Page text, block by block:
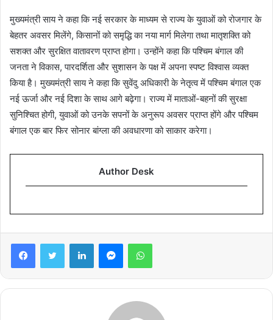
मुख्यमंत्री साय ने कहा कि नई सरकार के माध्यम से राज्य के युवाओं को रोजगार के
बेहतर अवसर मिलेंगे, किसानों को समृद्धि का नया मार्ग मिलेगा तथा मातृशक्ति को
सशक्त और सुरक्षित वातावरण प्राप्त होगा। उन्होंने कहा कि पश्चिम बंगाल की
जनता ने विकास, पारदर्शिता और सुशासन के पक्ष में अपना स्पष्ट विश्वास व्यक्त
किया है। मुख्यमंत्री साय ने कहा कि सुवेंदु अधिकारी के नेतृत्व में पश्चिम बंगाल एक
नई ऊर्जा और नई दिशा के साथ आगे बढ़ेगा। राज्य में माताओं-बहनों की सुरक्षा
सुनिश्चित होगी, युवाओं को उनके सपनों के अनुरूप अवसर प्राप्त होंगे और पश्चिम
बंगाल एक बार फिर सोनार बांग्ला की अवधारणा को साकार करेगा।
Author Desk